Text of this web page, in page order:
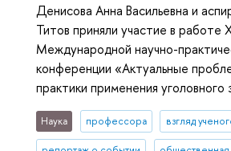
Денисова Анна Васильевна и
Титов приняли участие в работе
Международной научно-
конференции «Актуальные
практики применения уголовного
Наука профессора взгляд